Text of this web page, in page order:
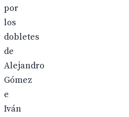
por
los
dobletes
de
Alejandro
Gómez
e
Iván